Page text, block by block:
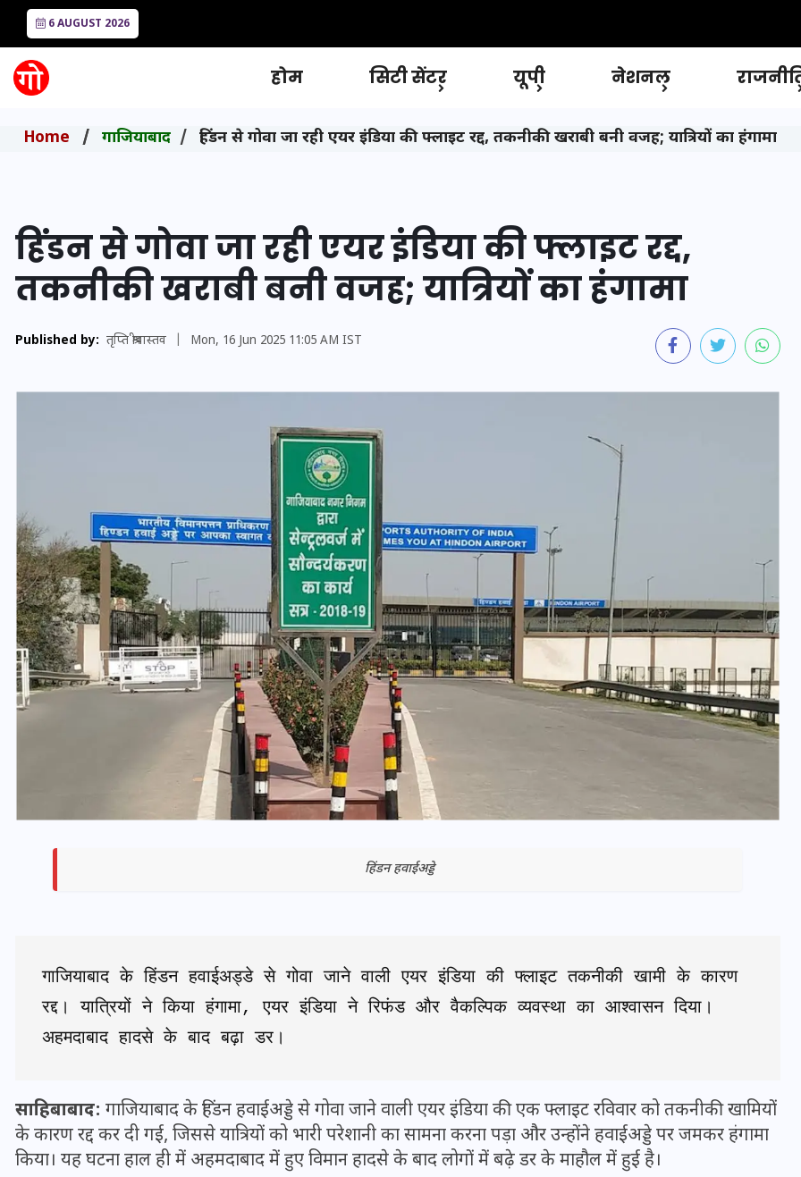
6 AUGUST 2026
होम सिटी सेंटर यूपी नेशनल
Home गाजियाबाद हिंडन से गोवा जा रही एयर इंडिया की फ्लाइट रद्द, तकनीकी खराबी बनी वजह; यात्रियों का हंगामा
हिंडन से गोवा जा रही एयर इंडिया की फ्लाइट रद्द,
तकनीकी खराबी बनी वजह; यात्रियों का हंगामा
Published by: तृप्ति श्रीवास्तव Mon, 16 Jun 2025 11:05 AM IST
हिंडन हवाईअड्डे
गाजियाबाद के हिंडन हवाईअड्डे से गोवा जाने वाली एयर इंडिया की फ्लाइट तकनीकी खामी के कारण
रद्द। यात्रियों ने किया हंगामा, एयर इंडिया ने रिफंड और वैकल्पिक व्यवस्था का आश्वासन दिया।
अहमदाबाद हादसे के बाद बढ़ा डर।
साहिबाबाद: गाजियाबाद के हिंडन हवाईअड्डे से गोवा जाने वाली एयर इंडिया की एक फ्लाइट रविवार को तकनीकी खामियों
के कारण रद्द कर दी गई, जिससे यात्रियों को भारी परेशानी का सामना करना पड़ा और उन्होंने हवाईअड्डे पर जमकर हंगामा
किया। यह घटना हाल ही में अहमदाबाद में हुए विमान हादसे के बाद लोगों में बढ़े डर के माहौल में हुई है।
यूपी लेखपाल भर्ती: ओबीसी को
मिली बड़ी राहत, 2158 पदों पर
बंपर वैकेंसी, जनरल कोटे में भारी
कटौती
29 दिसम्बर 2025
वोटर लिस्ट पुनरीक्षण कार्यक्रम में
हुआ बदलाव, देखें नई तारीखों की
पूरी लिस्ट
अड़चन: डेटा सिक्योरिटी और
स्पेक्ट्रम की कीमत पर फंसा पेंच,
आया बड़ा अपडेट
अड़चन: डेटा सिक्योरिटी और
स्पेक्ट्रम की कीमत पर फंसा पेंच,
आया बड़ा अपडेट